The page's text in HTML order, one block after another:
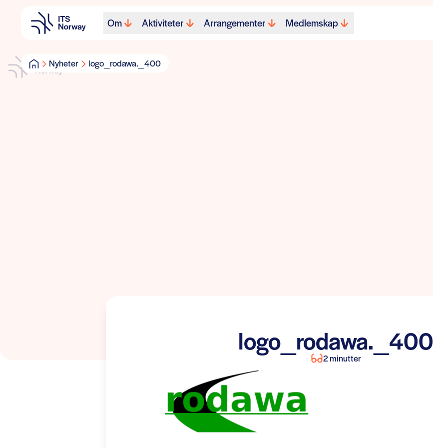
Om Aktiviteter Arrangementer Medlemskap
Nyheter logo_rodawa._400
logo_rodawa._400
2 minutter